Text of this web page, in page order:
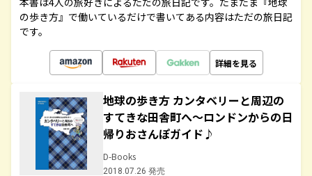
の歩き方』で働いているだけで書いてある内容はただの旅日記
です。
詳細を見る
地球の歩き方 カンタベリーと周辺の
すてきな田舎町へ～ロンドンからの日
帰りおさんぽガイド♪
D-Books
2018.07.26 発売